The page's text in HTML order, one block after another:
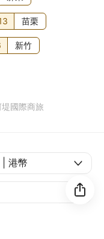
苗栗
新竹
國際商旅